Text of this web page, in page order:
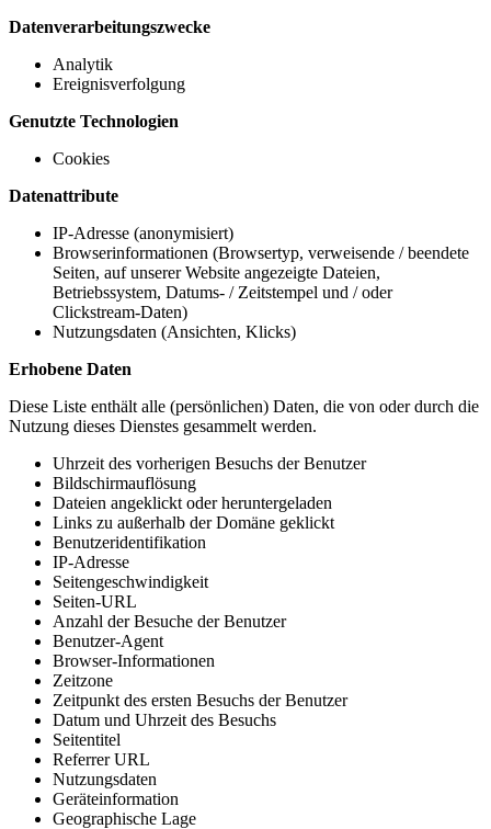
Datenverarbeitungszwecke
Analytik
Ereignisverfolgung
Genutzte Technologien
Cookies
Datenattribute
IP-Adresse (anonymisiert)
Browserinformationen (Browsertyp, verweisende / beendete
Seiten, auf unserer Website angezeigte Dateien,
Betriebssystem, Datums- / Zeitstempel und / oder
Clickstream-Daten)
Nutzungsdaten (Ansichten, Klicks)
Erhobene Daten
Diese Liste enthält alle (persönlichen) Daten, die von oder durch die
Nutzung dieses Dienstes gesammelt werden.
Uhrzeit des vorherigen Besuchs der Benutzer
Bildschirmauflösung
Dateien angeklickt oder heruntergeladen
Links zu außerhalb der Domäne geklickt
Benutzeridentifikation
IP-Adresse
Seitengeschwindigkeit
Seiten-URL
Anzahl der Besuche der Benutzer
Benutzer-Agent
Browser-Informationen
Zeitzone
Zeitpunkt des ersten Besuchs der Benutzer
Datum und Uhrzeit des Besuchs
Seitentitel
Referrer URL
Nutzungsdaten
Geräteinformation
Geographische Lage